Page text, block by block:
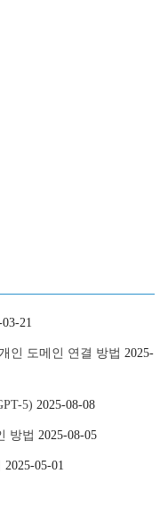
21
인 도메인 연결 방법 2025-
5) 2025-08-08
방법 2025-08-05
2025-05-01